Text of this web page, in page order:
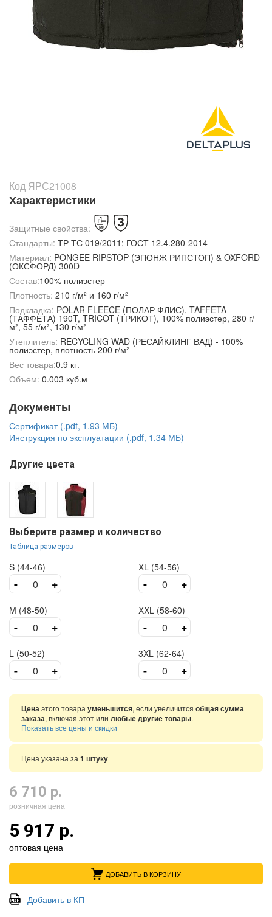
Код ЯРС21008
Характеристики
Защитные свойства:
Стандарты: ТР ТС 019/2011; ГОСТ 12.4.280-2014
Материал: PONGEE RIPSTOP (ЭПОНЖ РИПСТОП) & OXFORD
(ОКСФОРД) 300D
Состав:100% полиэстер
Плотность: 210 г/м² и 160 г/м²
Подкладка: POLAR FLEECE (ПОЛАР ФЛИС), TAFFETA
(ТАФФЕТА) 190T, TRICOT (ТРИКОТ), 100% полиэстер, 280 г/
м², 55 г/м², 130 г/м²
Утеплитель: RECYCLING WAD (РЕСАЙКЛИНГ ВАД) - 100%
полиэстер, плотность 200 г/м²
Вес товара:0.9 кг.
Объем: 0.003 куб.м
Документы
Сертификат (.pdf, 1.93 МБ)
Инструкция по эксплуатации (.pdf, 1.34 МБ)
Другие цвета
Выберите размер и количество
Таблица размеров
S (44-46)
- +
M (48-50)
- +
L (50-52)
- +
XL (54-56)
- +
XXL (58-60)
- +
3XL (62-64)
- +
Ценаэтого товара уменьшится, если увеличится общая сумма
заказа, включая этот или любые другие товары.
Показать все цены и скидки
Цена указана за 1 штуку
6 710 р.
розничная цена
5 917 р.
оптовая цена
ДОБАВИТЬ В КОРЗИНУ
Добавить в КП